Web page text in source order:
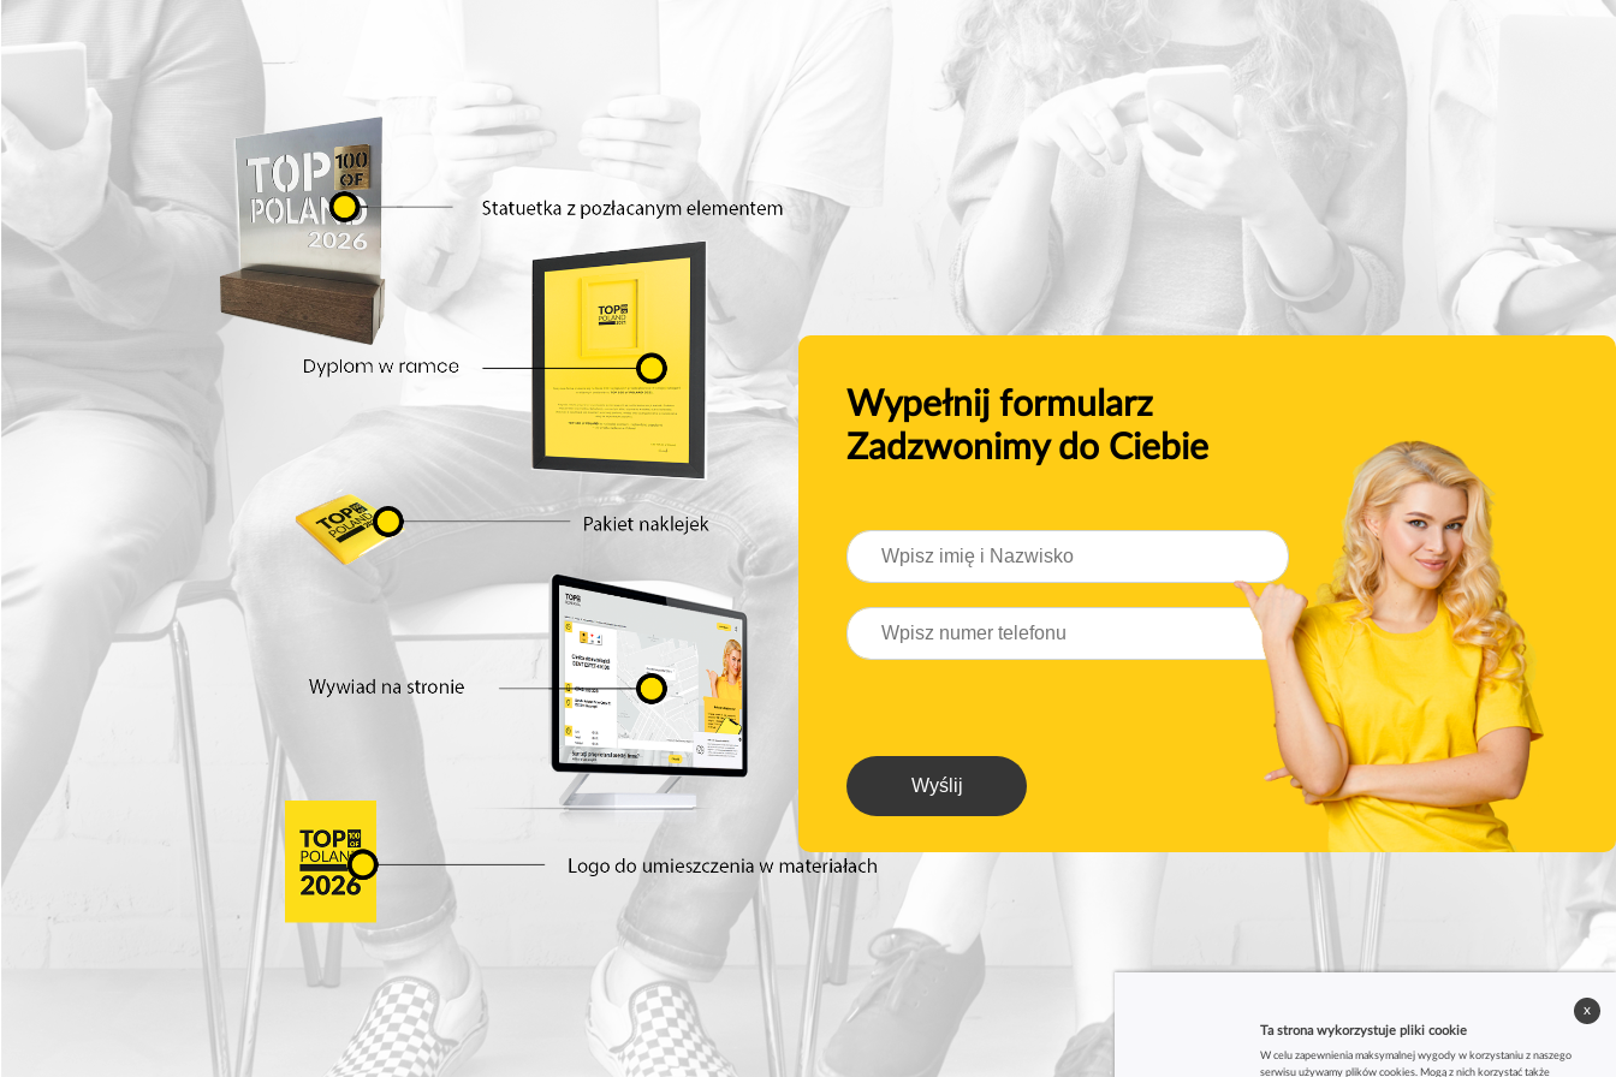
Wypełnij formularz
Zadzwonimy do Ciebie
Wyślij
Ta strona wykorzystuje pliki cookie
W celu zapewnienia maksymalnej wygody w korzystaniu z naszego
serwisu używamy plików cookies. Mogą z nich korzystać także
x